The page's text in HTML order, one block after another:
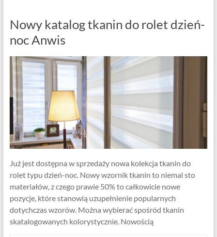
Nowy katalog tkanin do rolet dzień-
noc Anwis
Już jest dostępna w sprzedaży nowa kolekcja tkanin do
rolet typu dzień-noc. Nowy wzornik tkanin to niemal sto
materiałów, z czego prawie 50% to całkowicie nowe
pozycje, które stanowią uzupełnienie popularnych
dotychczas wzorów. Można wybierać spośród tkanin
skatalogowanych kolorystycznie. Nowością